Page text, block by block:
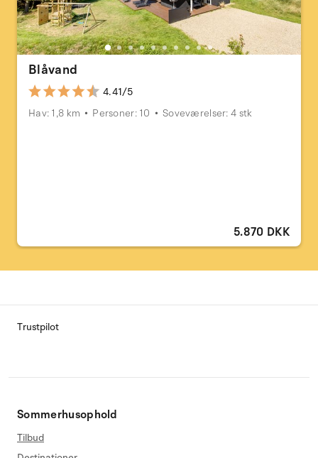
Blåvand
4.41/5
Hav: 1,8 km
Personer: 10 Soveværelser: 4 stk
5.870 DKK
Trustpilot
Sommerhusophold
Tilbud